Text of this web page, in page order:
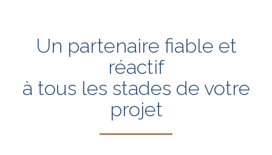
Un partenaire fiable et
réactif
à tous les stades de votre
projet